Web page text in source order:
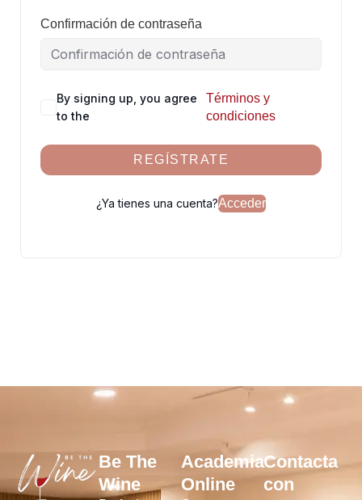
Confirmación de contraseña
By signing up, you agree
to the
Términos y
condiciones
REGÍSTRATE
¿Ya tienes una cuenta?Acceder
Be The
Wine
Academia
Online
Contacta
con